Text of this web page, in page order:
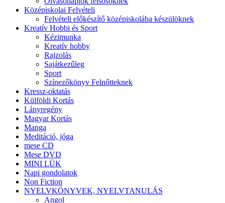
Középiskolai Felvételi
Felvételi előkészítő középiskolába készülöknek
Kreatív Hobbi és Sport
Kézimunka
Kreatív hobby
Rajzolás
Sajátkezűleg
Sport
Színezőkönyv Felnőtteknek
Kressz-oktatás
Külföldi Kortás
Lányregény
Magyar Kortás
Manga
Meditáció, jóga
mese CD
Mese DVD
MINI LÜK
Napi gondolatok
Non Fiction
NYELVKÖNYVEK, NYELVTANULÁS
Angol